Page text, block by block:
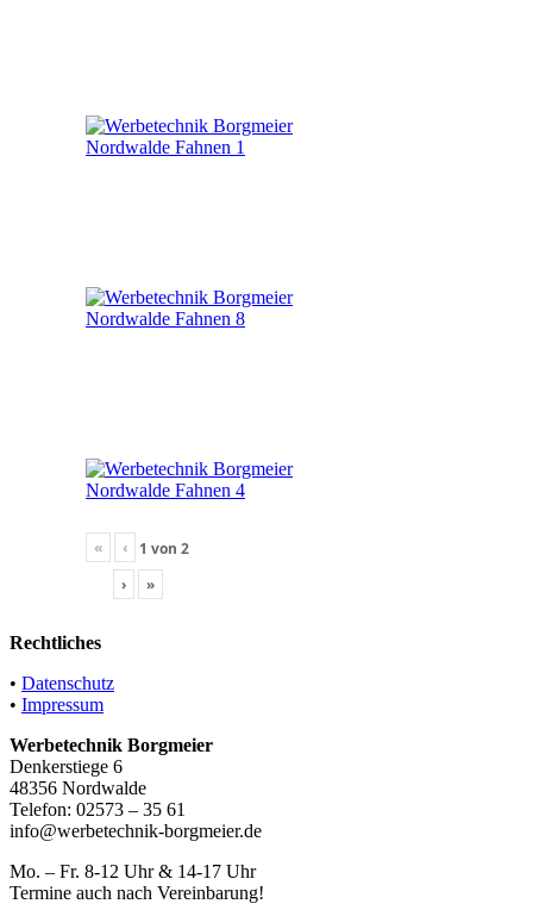
« ‹ 1 von2
›
»
Rechtliches
• Datenschutz
• Impressum
Werbetechnik Borgmeier
Denkerstiege 6
48356 Nordwalde
Telefon: 02573 – 35 61
info@werbetechnik-borgmeier.de
Mo. – Fr. 8-12 Uhr & 14-17 Uhr
Termine auch nach Vereinbarung!